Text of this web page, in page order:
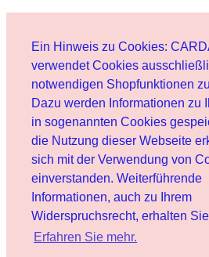
Ein Hinweis zu Cookies:
verwendet Cookies
notwendigen Shopfunktionen
Dazu werden Informationen zu
in sogenannten Cookies
die Nutzung dieser Webseite
sich mit der Verwendung von
einverstanden. Weiterführende
Informationen, auch zu Ihrem
Widerspruchsrecht, erhalten
Erfahren Sie mehr.
Client
lettre
Service